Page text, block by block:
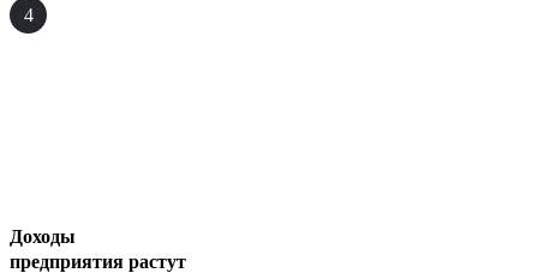
4
Доходы
предприятия растут